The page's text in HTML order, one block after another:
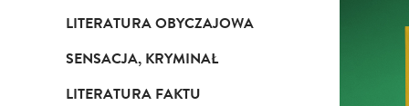
LITERATURA OBYCZAJOWA
SENSACJA, KRYMINAŁ
LITERATURA FAKTU